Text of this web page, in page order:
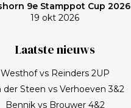
9e Stamppot Cup 2026
19 okt 2026
Laatste nieuws
Westhof vs Reinders 2UP
der Steen vs Verhoeven 3&2
Bennik vs Brouwer 4&2